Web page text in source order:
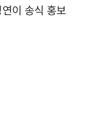
이 송식 홍보